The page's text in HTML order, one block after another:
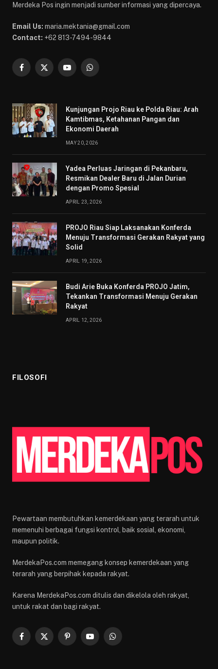
Merdeka Pos ingin menjadi sumber informasi yang dipercaya.
Email Us: maria.mektania@gmail.com
Contact: +62 813-7494-9844
Facebook
X
YouTubeWhatsApp
Kunjungan Projo Riau ke Polda Riau: Arah
Kamtibmas, Ketahanan Pangan dan
Ekonomi Daerah
MAY 20, 2026
Yadea Perluas Jaringan di Pekanbaru,
Resmikan Dealer Baru di Jalan Durian
dengan Promo Spesial
APRIL 23, 2026
PROJO Riau Siap Laksanakan Konferda
Menuju Transformasi Gerakan Rakyat yang
Solid
APRIL 19, 2026
Budi Arie Buka Konferda PROJO Jatim,
Tekankan Transformasi Menuju Gerakan
Rakyat
APRIL 12, 2026
FILOSOFI
Pewartaan membutuhkan kemerdekaan yang terarah untuk
memenuhi berbagai fungsi kontrol, baik sosial, ekonomi,
maupun politik.
MerdekaPos.com memegang konsep kemerdekaan yang
terarah yang berpihak kepada rakyat.
Karena MerdekaPos.com ditulis dan dikelola oleh rakyat,
untuk rakat dan bagi rakyat.
Facebook
X
PinterestYouTubeWhatsApp